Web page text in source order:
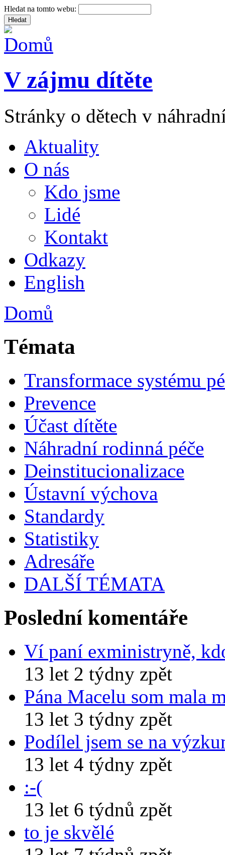
Hledat na tomto webu:
V zájmu dítěte
Stránky o dětech v
Aktuality
O nás
Kdo jsme
Lidé
Kontakt
Odkazy
English
Domů
Témata
Transformace systému
Prevence
Účast dítěte
Náhradní rodinná péče
Deinstitucionalizace
Ústavní výchova
Standardy
Statistiky
Adresáře
DALŠÍ TÉMATA
Poslední komentáře
Ví paní exministryně,
13 let 2 týdny zpět
Pána Macelu som mala
13 let 3 týdny zpět
Podílel jsem se na
13 let 4 týdny zpět
:-(
13 let 6 týdnů zpět
to je skvělé